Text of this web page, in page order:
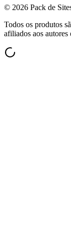
© 2026 Pack de
Todos os produtos
afiliados aos autores